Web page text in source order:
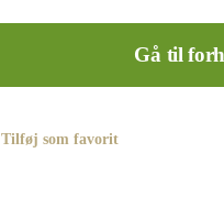
Gå til
Tilføj som favorit